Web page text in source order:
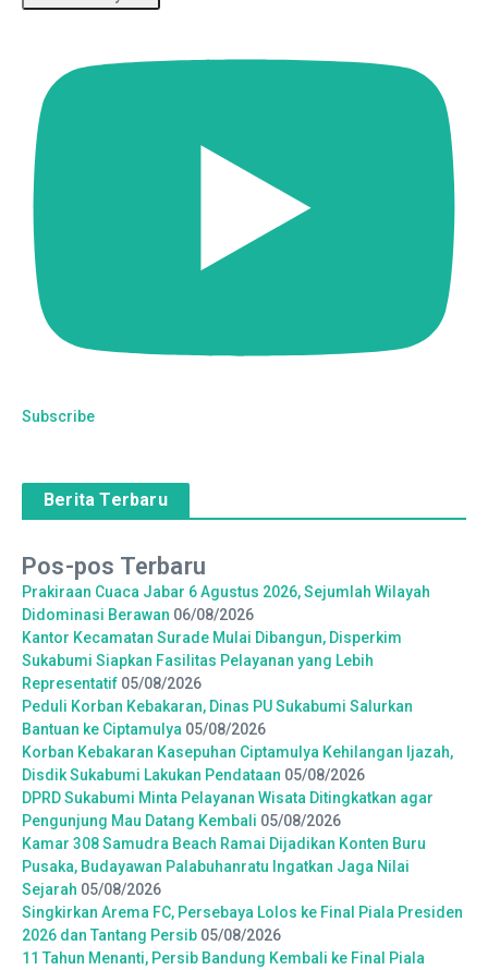
Subscribe
Berita Terbaru
Pos-pos Terbaru
Prakiraan Cuaca Jabar 6 Agustus 2026, Sejumlah Wilayah
Didominasi Berawan 06/08/2026
Kantor Kecamatan Surade Mulai Dibangun, Disperkim
Sukabumi Siapkan Fasilitas Pelayanan yang Lebih
Representatif 05/08/2026
Peduli Korban Kebakaran, Dinas PU Sukabumi Salurkan
Bantuan ke Ciptamulya 05/08/2026
Korban Kebakaran Kasepuhan Ciptamulya Kehilangan Ijazah,
Disdik Sukabumi Lakukan Pendataan 05/08/2026
DPRD Sukabumi Minta Pelayanan Wisata Ditingkatkan agar
Pengunjung Mau Datang Kembali 05/08/2026
Kamar 308 Samudra Beach Ramai Dijadikan Konten Buru
Pusaka, Budayawan Palabuhanratu Ingatkan Jaga Nilai
Sejarah 05/08/2026
Singkirkan Arema FC, Persebaya Lolos ke Final Piala Presiden
2026 dan Tantang Persib 05/08/2026
11 Tahun Menanti, Persib Bandung Kembali ke Final Piala